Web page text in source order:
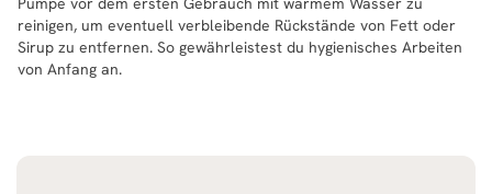
reinigen, um eventuell verbleibende Rückstände von Fett oder
Sirup zu entfernen. So gewährleistest du hygienisches Arbeiten
von Anfang an.